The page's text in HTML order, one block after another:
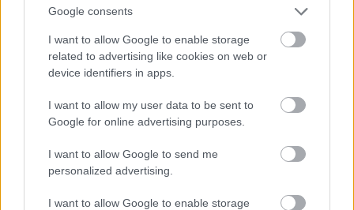
Google consents
I want to allow Google to enable storage
related to advertising like cookies on web or
device identifiers in apps.
I want to allow my user data to be sent to
Google for online advertising purposes.
I want to allow Google to send me
personalized advertising.
I want to allow Google to enable storage
És ő sminkelt a legrosszabbul: az egész el van
kenődve.
Fotó: DC Comics / Northfoto
Jön még kép!